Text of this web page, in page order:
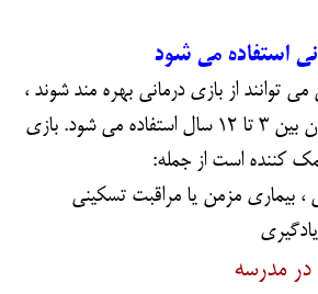
استفاده می شود
از بازی درمانی بهره مند شوند ،
این روش معمولاً در کودکان بین 3 تا 12 سال استفاده می شود. بازی
کننده است از جمله:
، بیماری مزمن یا مراقبت تسکینی
مدرسه